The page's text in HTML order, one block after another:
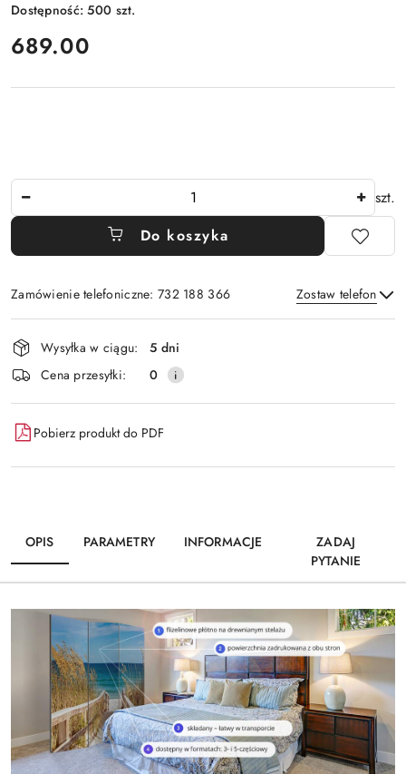
Dostępność:500 szt.
cena:
689.00
szt.
Do koszyka
Zamówienie telefoniczne: 732 188 366 Zostaw telefon
Wyślij
Dostępność
i
dostawa
Wysyłka w ciągu:
5 dni
Cena przesyłki:
0
Pobierz produkt do PDF
OPIS PARAMETRY INFORMACJE
ZADAJ
PYTANIE